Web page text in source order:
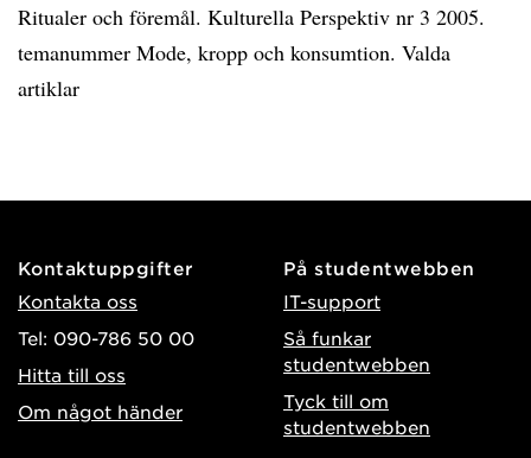
Ritualer och föremål. Kulturella Perspektiv nr 3 2005.
temanummer Mode, kropp och konsumtion. Valda
artiklar
Kontaktuppgifter
Kontakta oss
Tel: 090-786 50 00
Hitta till oss
Om något händer
På studentwebben
IT-support
Så funkar
studentwebben
Tyck till om
studentwebben